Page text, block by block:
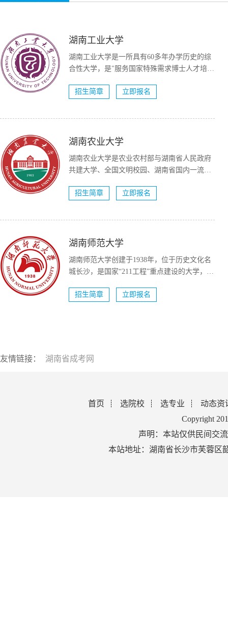
湖南工业大学
湖南工业大学是一所具有60多年办学历史的综
合性大学，是"服务国家特殊需求博士人才培养
招生简章
立即报名
湖南农业大学
湖南农业大学是农业农村部与湖南省人民政府
共建大学、全国文明校园、湖南省国内一流大
招生简章
立即报名
湖南师范大学
湖南师范大学创建于1938年，位于历史文化名
城长沙，是国家“211工程”重点建设的大学，国
招生简章
立即报名
友情链接： 湖南省成考网
首页 选院校 选专业
动态资
Copyright
声明：本站仅供民间交
本站地址：湖南省长沙市芙蓉区